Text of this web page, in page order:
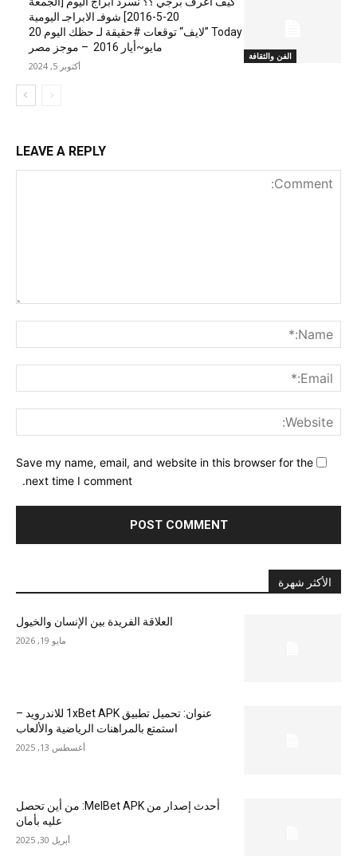
الفن والثقافة
20-5-2016] شوفـ الابراجـ اليومية
Today ”لايف“ توقعات #حقيقة لـ حظك اليوم 20
مايو~أيار 2016 – موجز مصر
أكتوبر 5, 2024
LEAVE A REPLY
Save my name, email, and website in this browser for the
next time I comment.
الأكثر شهرة
العلاقة الفريدة بين الإنسان والخيول
مايو 19, 2026
عنوان: تحميل تطبيق 1xBet APK للاندرويد –
استمتع بالمراهنات الرياضية والألعاب
أغسطس 13, 2025
أحدث إصدار من MelBet APK: من أين تحصل
عليه بأمان
أبريل 30, 2025